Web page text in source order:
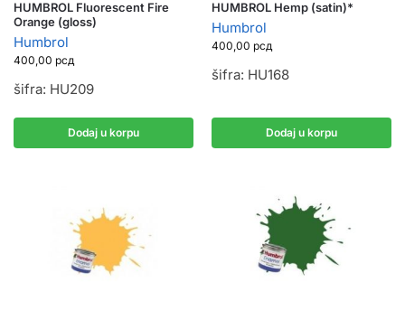
HUMBROL Fluorescent Fire
Orange (gloss)
Humbrol
400,00 рсд
šifra: HU209
Dodaj u korpu
HUMBROL Hemp (satin)*
Humbrol
400,00 рсд
šifra: HU168
Dodaj u korpu